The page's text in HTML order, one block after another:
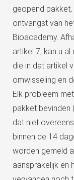
geopend
ontvangst van
Bioacademy.
artikel 7, kan u
die in dat artikel
omwisseling en
Elk probleem
pakket bevinden
dat niet
binnen de 14
worden gemeld
aansprakelijk en